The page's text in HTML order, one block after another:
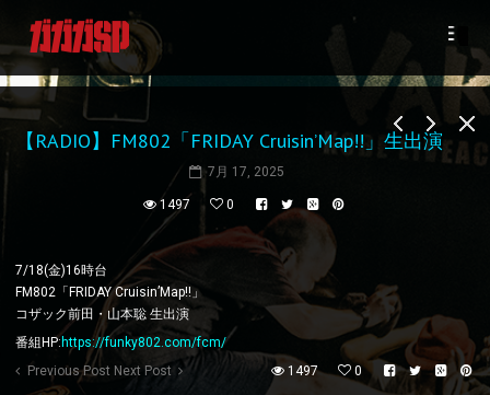
【RADIO】FM802「FRIDAY Cruisin’Map!!」生出演
7月 17, 2025
1497 0
7/18(金)16時台
FM802「FRIDAY Cruisin’Map!!」
コザック前田・山本聡 生出演
番組HP: https://funky802.com/fcm/
Previous Post Next Post 1497 0